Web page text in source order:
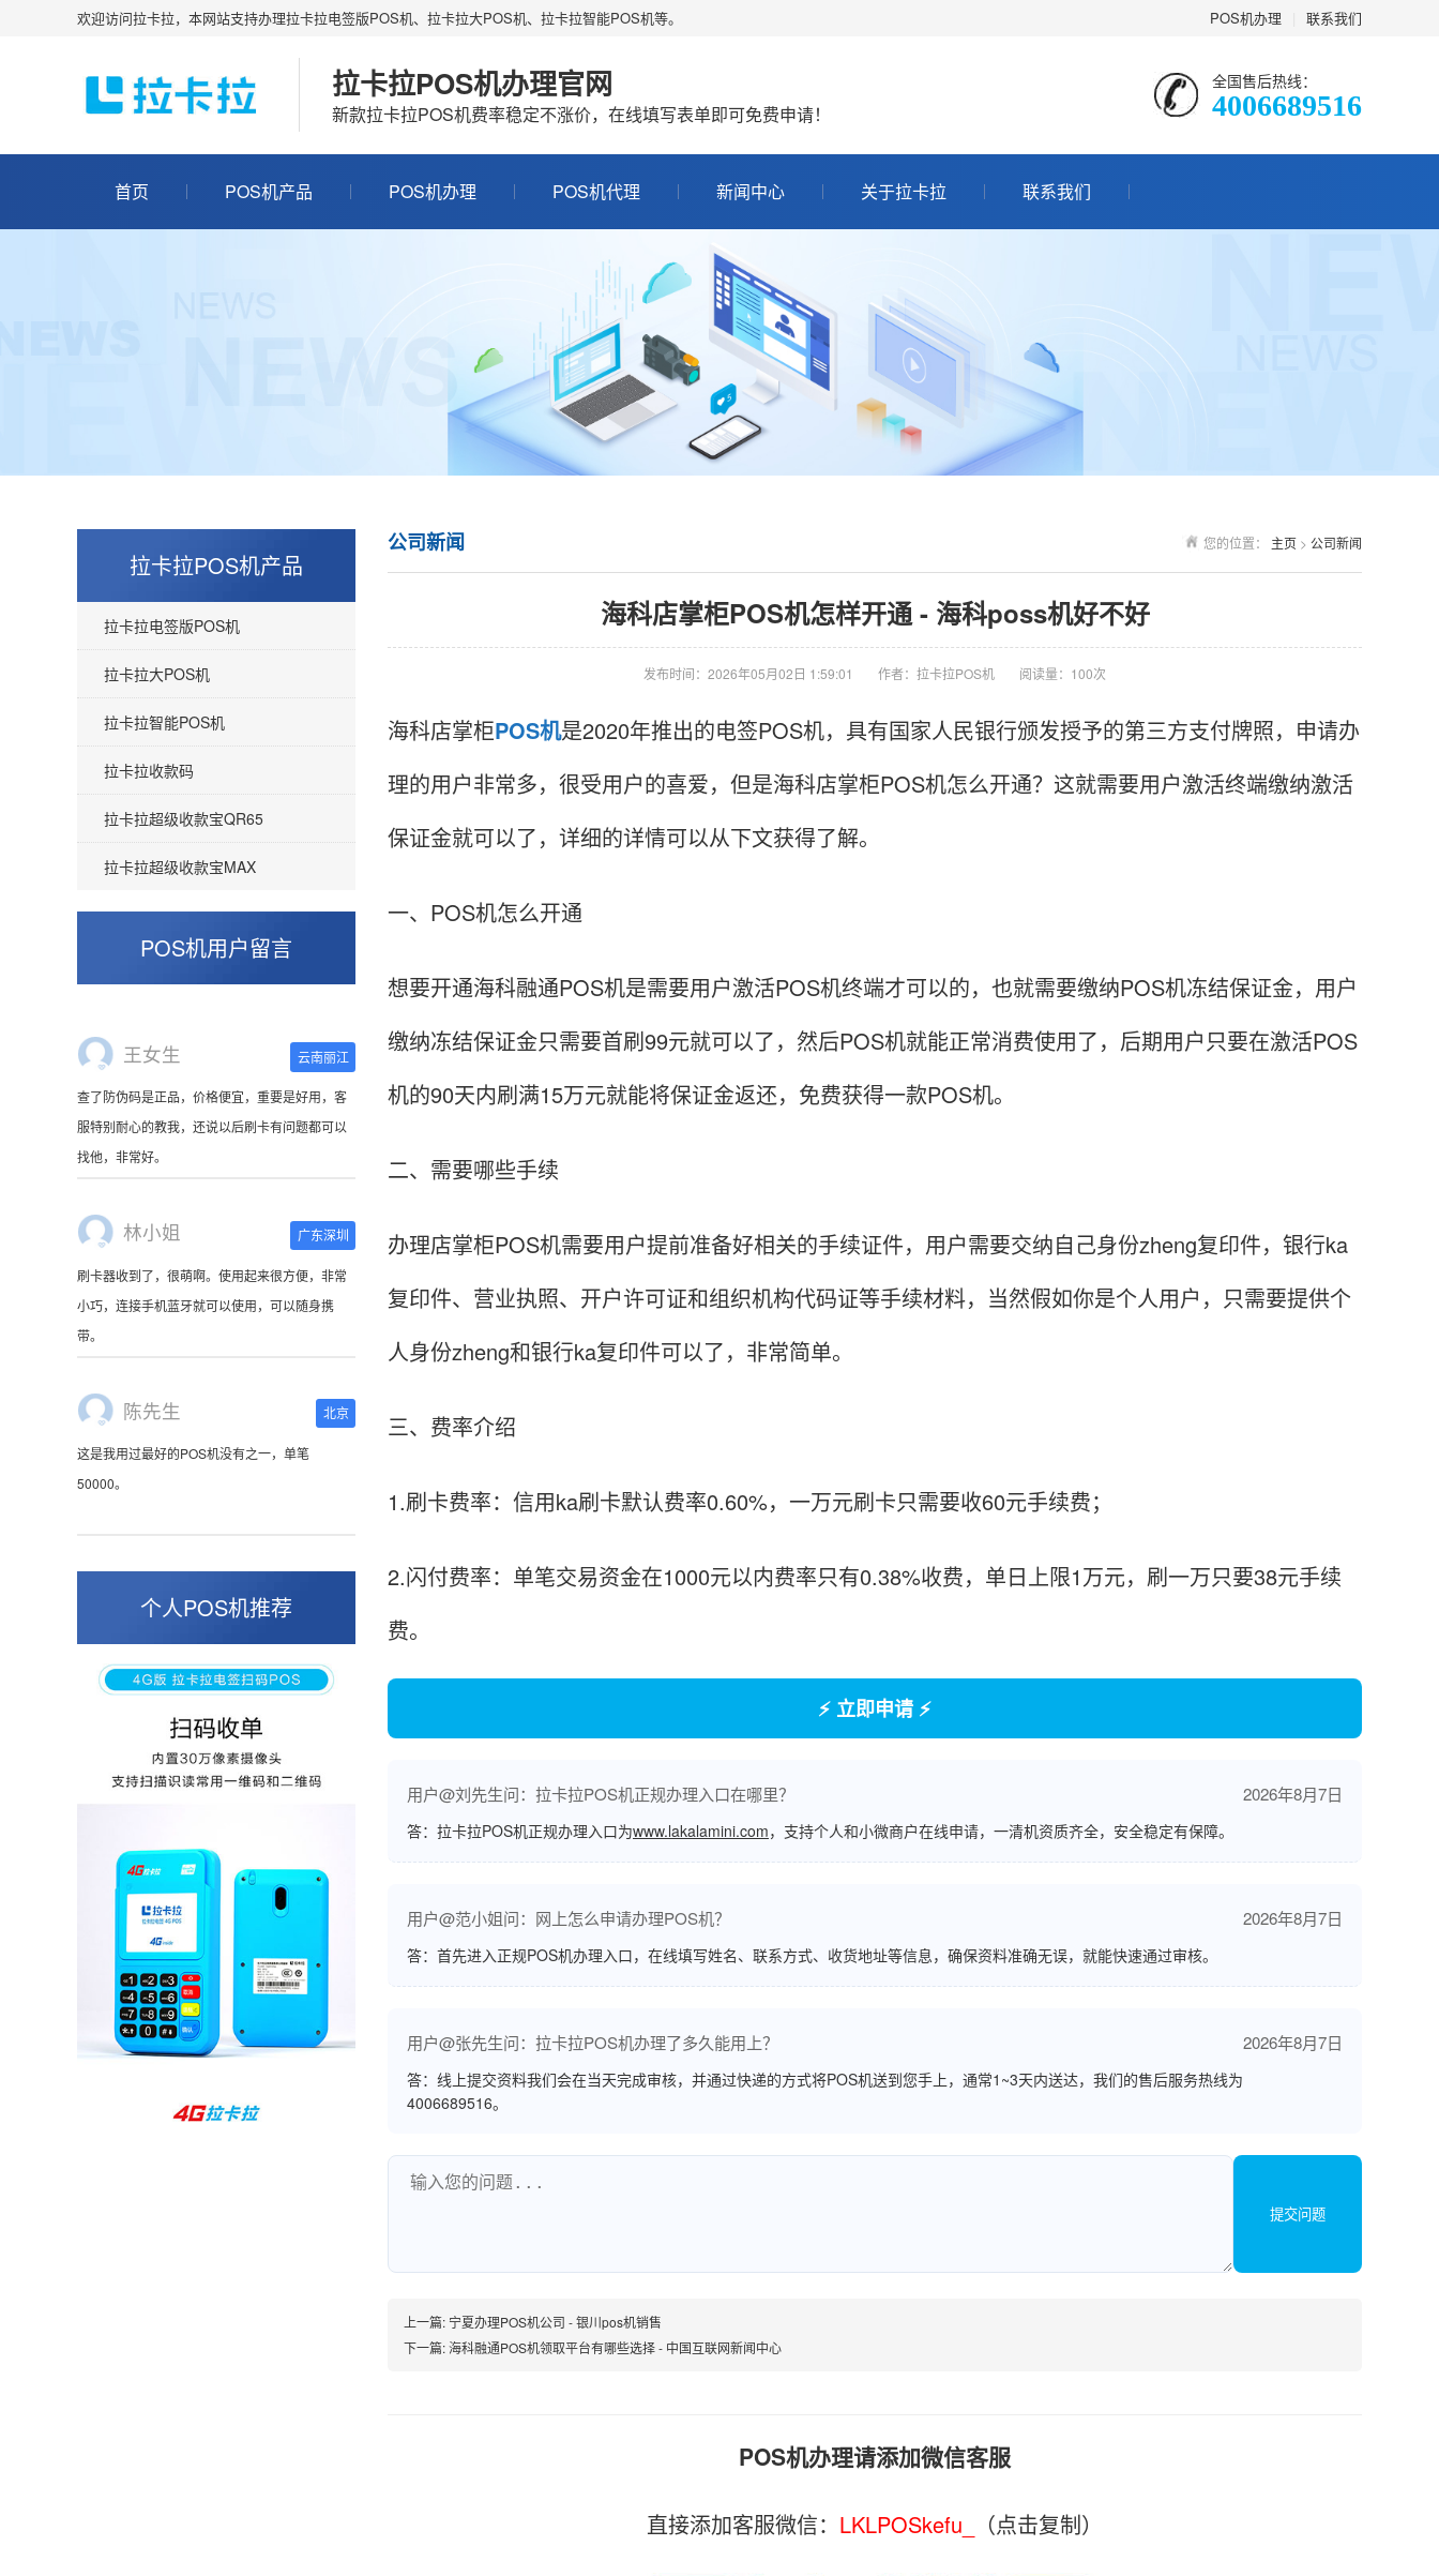
POS机办理 联系我们
欢迎访问拉卡拉，本网站支持办理拉卡拉电签版POS机、拉卡拉大POS机、拉卡拉智能POS机等。
拉卡拉POS机办理官网
新款拉卡拉POS机费率稳定不涨价，在线填写表单即可免费申请！
全国售后热线：
4006689516
首页 POS机产品 POS机办理 POS机代理 新闻中心 关于拉卡拉 联系我们
拉卡拉POS机产品
拉卡拉电签版POS机
拉卡拉大POS机
拉卡拉智能POS机
拉卡拉收款码
拉卡拉超级收款宝QR65
拉卡拉超级收款宝MAX
POS机用户留言
查了防伪码是正品，价格便宜，重要是好用，客
服特别耐心的教我，还说以后刷卡有问题都可以
找他，非常好。
刷卡器收到了，很萌啊。使用起来很方便，非常
小巧，连接手机蓝牙就可以使用，可以随身携
带。
50000。
张小姐 山东青岛
蛮好的机子，实用，费率0.6 还可以 就是商户
好，但是可以接受。售后服务好整体比较满意。
周先生
POS机收到之后使用了几次再来评价的，果然大
孙女士
收到用了还可以，朋友推荐用的，她之前用了竟
然给提额了，希望我也能提呃，客服还和我说了
很多提额小技巧希望有用吧。
杨先生
个人POS机推荐
您的位置： 主页 > 公司新闻
公司新闻
海科店掌柜POS机怎样开通 - 海科poss机好不好
发布时间：2026年05月02日 1:59:01 作者：拉卡拉POS机 阅读量：100次
海科店掌柜POS机是2020年推出的电签POS机，具有国家人民银行颁发授予的第三方支付牌照，申请办
理的用户非常多，很受用户的喜爱，但是海科店掌柜POS机怎么开通？这就需要用户激活终端缴纳激活
保证金就可以了，详细的详情可以从下文获得了解。
一、POS机怎么开通
想要开通海科融通POS机是需要用户激活POS机终端才可以的，也就需要缴纳POS机冻结保证金，用户
缴纳冻结保证金只需要首刷99元就可以了，然后POS机就能正常消费使用了，后期用户只要在激活POS
机的90天内刷满15万元就能将保证金返还，免费获得一款POS机。
二、需要哪些手续
办理店掌柜POS机需要用户提前准备好相关的手续证件，用户需要交纳自己身份zheng复印件，银行ka
复印件、营业执照、开户许可证和组织机构代码证等手续材料，当然假如你是个人用户，只需要提供个
人身份zheng和银行ka复印件可以了，非常简单。
三、费率介绍
1.刷卡费率：信用ka刷卡默认费率0.60%，一万元刷卡只需要收60元手续费；
2.闪付费率：单笔交易资金在1000元以内费率只有0.38%收费，单日上限1万元，刷一万只要38元手续
费。
⚡ 立即申请 ⚡
用户@刘先生问：拉卡拉POS机正规办理入口在哪里？ 2026年8月7日
答：拉卡拉POS机正规办理入口为www.lakalamini.com，支持个人和小微商户在线申请，一清机资质齐全，安全稳定有保障。
用户@范小姐问：网上怎么申请办理POS机？ 2026年8月7日
答：首先进入正规POS机办理入口，在线填写姓名、联系方式、收货地址等信息，确保资料准确无误，就能快速通过审核。
用户@张先生问：拉卡拉POS机办理了多久能用上？ 2026年8月7日
答：线上提交资料我们会在当天完成审核，并通过快递的方式将POS机送到您手上，通常1~3天内送达，我们的售后服务热线为
4006689516。
提交问题
上一篇: 宁夏办理POS机公司 - 银川pos机销售
下一篇:海科融通POS机领取平台有哪些选择 - 中国互联网新闻中心
POS机办理请添加微信客服
直接添加客服微信： LKLPOSkefu_ （点击复制）